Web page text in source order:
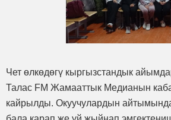
Чет өлкөдөгү кыргызстандык
Талас FM Жамааттык Медианын
кайрылды. Окуучулардын